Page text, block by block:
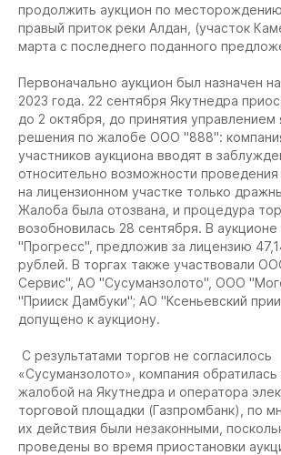
продолжить аукцион по месторождению
правый приток реки Алдан, (участок
марта с последнего поданного
Первоначально аукцион был назначен
2023 года. 22 сентября Якутнедра
до 2 октября, до принятия управлением
решения по жалобе ООО "888":
участников аукциона вводят в
относительно возможности
на лицензионном участке только
Жалоба была отозвана, и процедура
возобновилась 28 сентября. В
"Прогресс", предложив за лицензию
рублей. В торгах также участвовали
Сервис", АО "Сусуманзолото", ООО
"Прииск Дамбуки"; АО "Ксеньевский
допущено к аукциону.
С результатами торгов не согласилось
«Сусуманзолото», компания
жалобой на Якутнедра и оператора
торговой площадки (Газпромбанк), по
их действия были незаконными,
проведены во время приостановки